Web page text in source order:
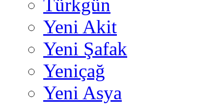
Türkgün
Yeni Akit
Yeni Şafak
Yeniçağ
Yeni Asya